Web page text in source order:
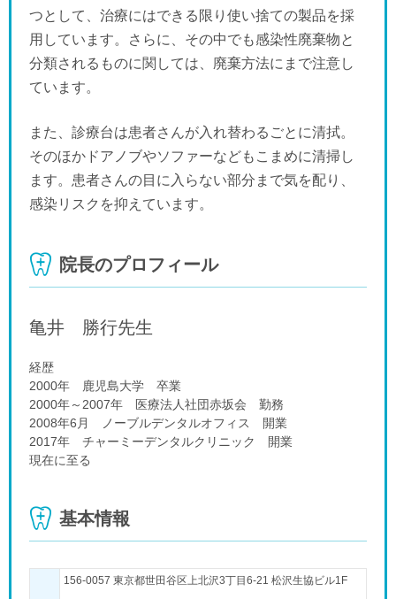
つとして、治療にはできる限り使い捨ての製品を採
用しています。さらに、その中でも感染性廃棄物と
分類されるものに関しては、廃棄方法にまで注意し
ています。
また、診療台は患者さんが入れ替わるごとに清拭。
そのほかドアノブやソファーなどもこまめに清掃し
ます。患者さんの目に入らない部分まで気を配り、
感染リスクを抑えています。
院長のプロフィール
亀井 勝行先生
経歴
2000年 鹿児島大学 卒業
2000年～2007年 医療法人社団赤坂会 勤務
2008年6月 ノーブルデンタルオフィス 開業
2017年 チャーミーデンタルクリニック 開業
現在に至る
基本情報
156-0057 東京都世田谷区上北沢3丁目6-21 松沢生協ビル1F